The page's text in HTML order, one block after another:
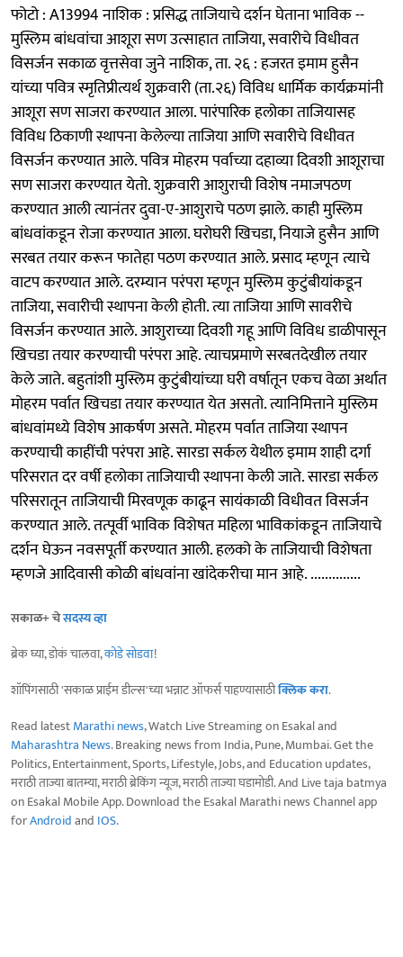
फोटो : A13994 नाशिक : प्रसिद्ध ताजियाचे दर्शन घेताना भाविक --
मुस्लिम बांधवांचा आशूरा सण उत्साहात ताजिया, सवारीचे विधीवत
विसर्जन सकाळ वृत्तसेवा जुने नाशिक, ता. २६ : हजरत इमाम हुसैन
यांच्या पवित्र स्मृतिप्रीत्यर्थ शुक्रवारी (ता.२६) विविध धार्मिक कार्यक्रमांनी
आशूरा सण साजरा करण्यात आला. पारंपारिक हलोका ताजियासह
विविध ठिकाणी स्थापना केलेल्या ताजिया आणि सवारीचे विधीवत
विसर्जन करण्यात आले. पवित्र मोहरम पर्वाच्या दहाव्या दिवशी आशूराचा
सण साजरा करण्यात येतो. शुक्रवारी आशुराची विशेष नमाजपठण
करण्यात आली त्यानंतर दुवा-ए-आशुराचे पठण झाले. काही मुस्लिम
बांधवांकडून रोजा करण्यात आला. घरोघरी खिचडा, नियाजे हुसैन आणि
सरबत तयार करून फातेहा पठण करण्यात आले. प्रसाद म्हणून त्याचे
वाटप करण्यात आले. दरम्यान परंपरा म्हणून मुस्लिम कुटुंबीयांकडून
ताजिया, सवारीची स्थापना केली होती. त्या ताजिया आणि सावरीचे
विसर्जन करण्यात आले. आशुराच्या दिवशी गहू आणि विविध डाळीपासून
खिचडा तयार करण्याची परंपरा आहे. त्याचप्रमाणे सरबतदेखील तयार
केले जाते. बहुतांशी मुस्लिम कुटुंबीयांच्या घरी वर्षातून एकच वेळा अर्थात
मोहरम पर्वात खिचडा तयार करण्यात येत असतो. त्यानिमित्ताने मुस्लिम
बांधवांमध्ये विशेष आकर्षण असते. मोहरम पर्वात ताजिया स्थापन
करण्याची काहींची परंपरा आहे. सारडा सर्कल येथील इमाम शाही दर्गा
परिसरात दर वर्षी हलोका ताजियाची स्थापना केली जाते. सारडा सर्कल
परिसरातून ताजियाची मिरवणूक काढून सायंकाळी विधीवत विसर्जन
करण्यात आले. तत्पूर्वी भाविक विशेषत महिला भाविकांकडून ताजियाचे
दर्शन घेऊन नवसपूर्ती करण्यात आली. हलको के ताजियाची विशेषता
म्हणजे आदिवासी कोळी बांधवांना खांदेकरीचा मान आहे. ..............
सकाळ+ चेसदस्य व्हा
ब्रेक घ्या, डोकं चालवा,कोडे सोडवा!
शॉपिंगसाठी 'सकाळ प्राईम डील्स'च्या भन्नाट ऑफर्स पाहण्यासाठीक्लिक करा.
Read latestMarathi news, Watch Live Streaming on Esakal and
Maharashtra News. Breaking news from India, Pune, Mumbai. Get the
Politics, Entertainment, Sports, Lifestyle, Jobs, and Education updates,
मराठी ताज्या बातम्या, मराठी ब्रेकिंग न्यूज, मराठी ताज्या घडामोडी. And Live taja batmya
on Esakal Mobile App. Download the Esakal Marathi news Channel app
forAndroidand IOS.